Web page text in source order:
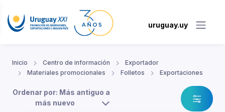
uruguay.uy
Inicio Centro de información
Exportador
Materiales promocionales
Folletos Exportaciones
Ordenar por: Más antiguo a
más nuevo